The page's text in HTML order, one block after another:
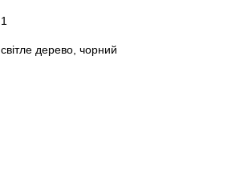
1
світле дерево, чорний